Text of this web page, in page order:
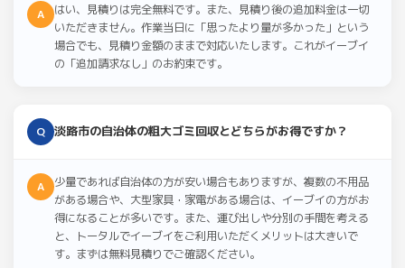
A
はい、見積りは完全無料です。また、見積り後の追加料金は一切
いただきません。作業当日に「思ったより量が多かった」という
場合でも、見積り金額のままで対応いたします。これがイーブイ
の「追加請求なし」のお約束です。
Q 淡路市の自治体の粗大ゴミ回収とどちらがお得ですか？
A
少量であれば自治体の方が安い場合もありますが、複数の不用品
がある場合や、大型家具・家電がある場合は、イーブイの方がお
得になることが多いです。また、運び出しや分別の手間を考える
と、トータルでイーブイをご利用いただくメリットは大きいで
す。まずは無料見積りでご確認ください。